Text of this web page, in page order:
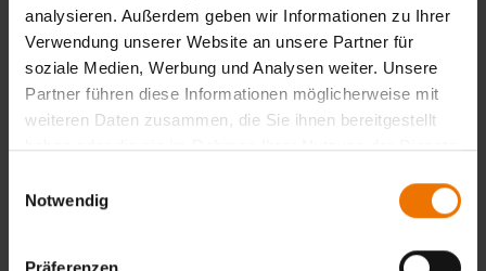
analysieren. Außerdem geben wir Informationen zu Ihrer
Verwendung unserer Website an unsere Partner für
soziale Medien, Werbung und Analysen weiter. Unsere
Partner führen diese Informationen möglicherweise mit
weiteren Daten zusammen, die Sie ihnen bereitgestellt
haben oder die sie im Rahmen Ihrer Nutzung der Dienste
Notwendig
Telefon Festnetz
+49 89 126802-54
Telefon Mobil
Sfercoci, Laura
Qualitätsmanagement